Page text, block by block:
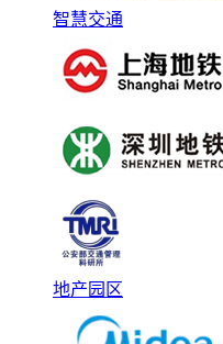
智慧交通
地产园区